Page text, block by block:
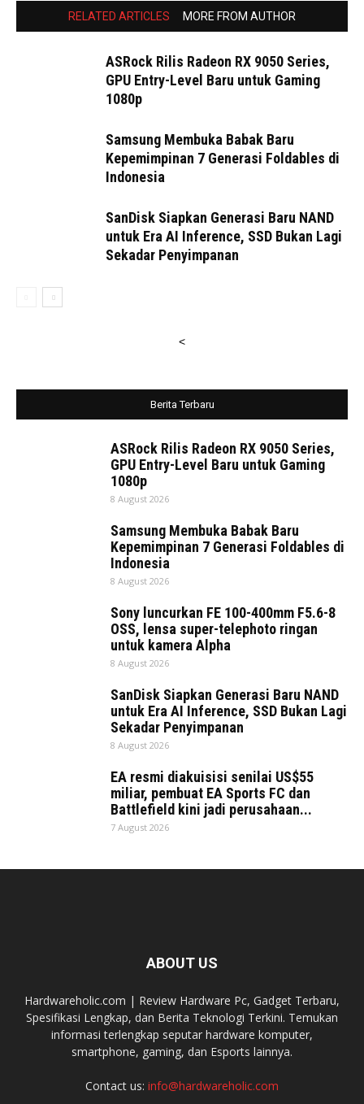
RELATED ARTICLES MORE FROM AUTHOR
ASRock Rilis Radeon RX 9050 Series,
GPU Entry-Level Baru untuk Gaming
1080p
Samsung Membuka Babak Baru
Kepemimpinan 7 Generasi Foldables di
Indonesia
SanDisk Siapkan Generasi Baru NAND
untuk Era AI Inference, SSD Bukan Lagi
Sekadar Penyimpanan
<
Berita Terbaru
ASRock Rilis Radeon RX 9050 Series,
GPU Entry-Level Baru untuk Gaming
1080p
8 August 2026
Samsung Membuka Babak Baru
Kepemimpinan 7 Generasi Foldables di
Indonesia
8 August 2026
Sony luncurkan FE 100-400mm F5.6-8
OSS, lensa super-telephoto ringan
untuk kamera Alpha
8 August 2026
SanDisk Siapkan Generasi Baru NAND
untuk Era AI Inference, SSD Bukan Lagi
Sekadar Penyimpanan
8 August 2026
EA resmi diakuisisi senilai US$55
miliar, pembuat EA Sports FC dan
Battlefield kini jadi perusahaan...
7 August 2026
ABOUT US
Hardwareholic.com | Review Hardware Pc, Gadget Terbaru,
Spesifikasi Lengkap, dan Berita Teknologi Terkini. Temukan
informasi terlengkap seputar hardware komputer,
smartphone, gaming, dan Esports lainnya.
Contact us: info@hardwareholic.com